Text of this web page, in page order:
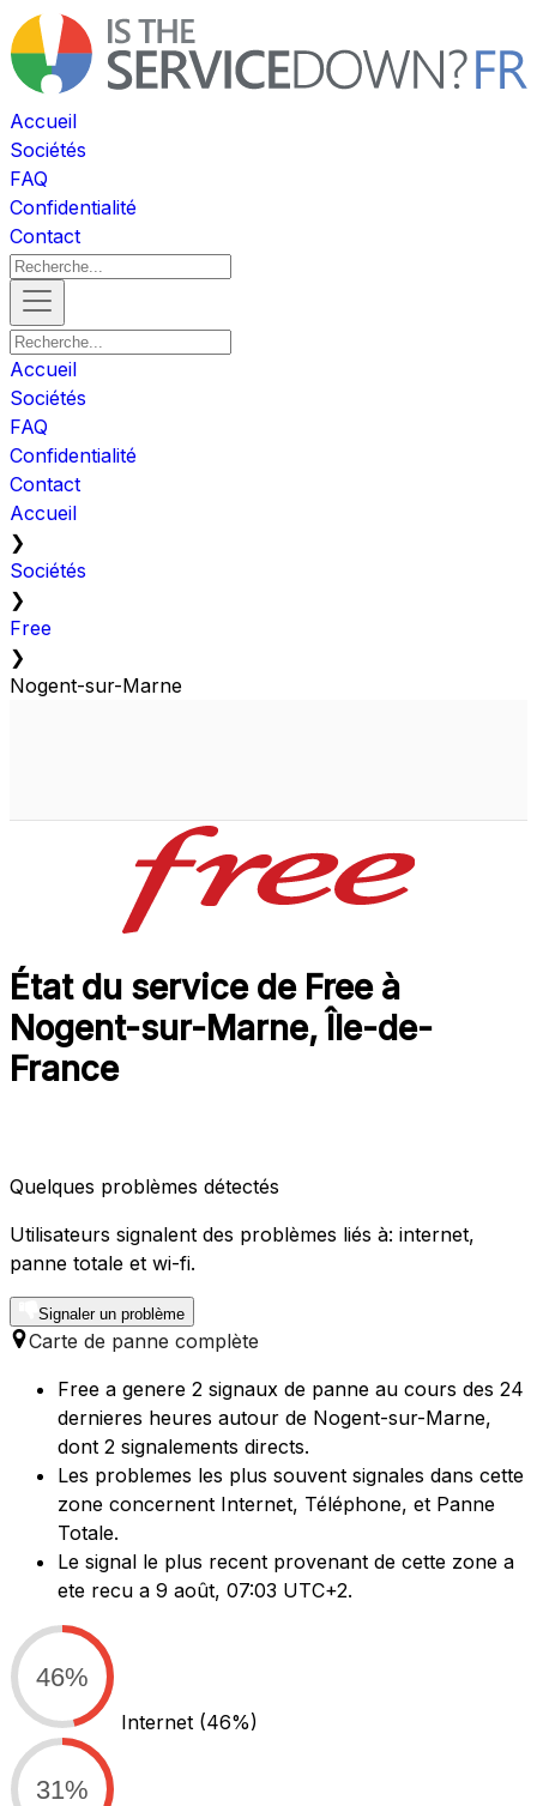
Accueil
Sociétés
FAQ
Confidentialité
Contact
Accueil
Sociétés
FAQ
Confidentialité
Contact
Accueil
❯
Sociétés
❯
Free
❯
Nogent-sur-Marne
État du service de Free à
Nogent-sur-Marne, Île-de-
France
Quelques problèmes détectés
Utilisateurs signalent des problèmes liés à: internet,
panne totale et wi-fi.
Signaler un problème
Carte de panne complète
Free a genere 2 signaux de panne au cours des 24
dernieres heures autour de Nogent-sur-Marne,
dont 2 signalements directs.
Les problemes les plus souvent signales dans cette
zone concernent Internet, Téléphone, et Panne
Totale.
Le signal le plus recent provenant de cette zone a
ete recu a 9 août, 07:03 UTC+2.
46%
Internet (46%)
31%